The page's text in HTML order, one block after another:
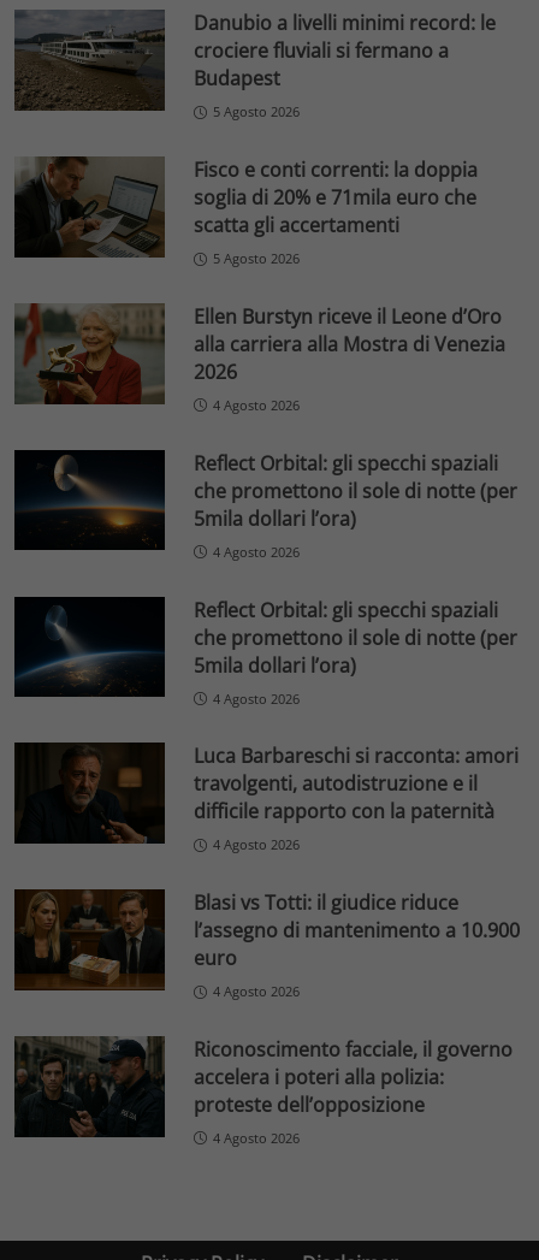
Danubio a livelli minimi record: le
crociere fluviali si fermano a
Budapest
5 Agosto 2026
Fisco e conti correnti: la doppia
soglia di 20% e 71mila euro che
scatta gli accertamenti
5 Agosto 2026
Ellen Burstyn riceve il Leone d’Oro
alla carriera alla Mostra di Venezia
2026
4 Agosto 2026
Reflect Orbital: gli specchi spaziali
che promettono il sole di notte (per
5mila dollari l’ora)
4 Agosto 2026
Reflect Orbital: gli specchi spaziali
che promettono il sole di notte (per
5mila dollari l’ora)
4 Agosto 2026
Luca Barbareschi si racconta: amori
travolgenti, autodistruzione e il
difficile rapporto con la paternità
4 Agosto 2026
Blasi vs Totti: il giudice riduce
l’assegno di mantenimento a 10.900
euro
4 Agosto 2026
Riconoscimento facciale, il governo
accelera i poteri alla polizia:
proteste dell’opposizione
4 Agosto 2026